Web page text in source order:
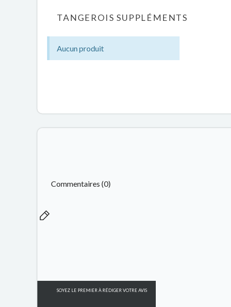
TANGEROIS SUPPLÉMENTS
Aucun produit
Commentaires (0)
SOYEZ LE PREMIER À RÉDIGER VOTRE AVIS